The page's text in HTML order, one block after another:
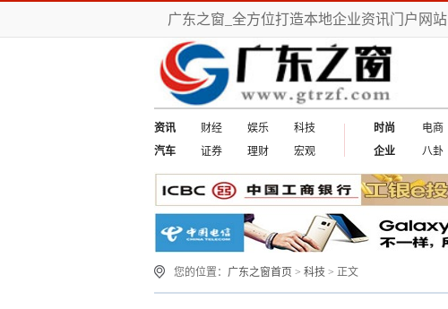
广东之窗_全方位打造本地企业资讯门户网站
资讯 财经 娱乐
科技
汽车
证券 理财 宏观
时尚 电商
企业
八卦
您的位置： 广东之窗首页 > 科技 > 正文